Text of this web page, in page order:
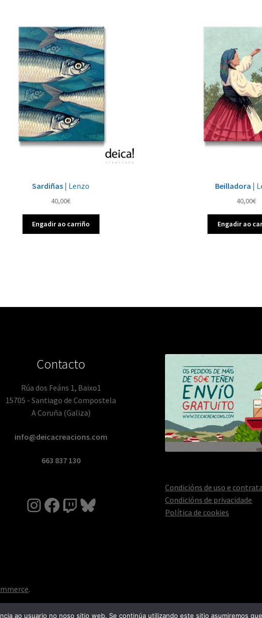
Sardiñas | Lenzo
40,00€
Engadir ao carriño
Beilladora |
40,00€
Engadir ao
Contacto
Rúa dos Feáns 1, Baixo1
15705 - Santiago de Compostela
A Coruña (Galiza)
info@deicacreacions.com
663 837 130
Instagram
Facebook
TwitchBluesky
Condicións de uso e
Condicións de privacidade
Política de cookies
.
ao usuario no noso sitio web. Se continúa utilizando este sitio asumiremos